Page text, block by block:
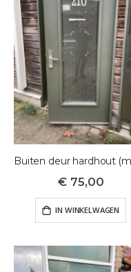
€ 75,00
IN WINKELWAGEN